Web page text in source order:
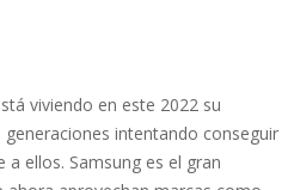
viviendo en este 2022 su
intentando conseguir
a ellos. Samsung es el gran